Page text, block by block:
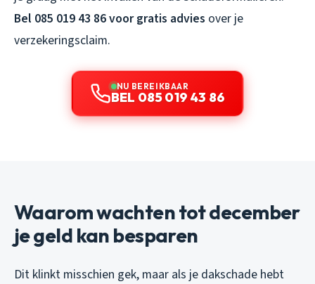
Bel 085 019 43 86 voor gratis advies over je
verzekeringsclaim.
NU BEREIKBAAR
BEL 085 019 43 86
Waarom wachten tot december
je geld kan besparen
Dit klinkt misschien gek, maar als je dakschade hebt